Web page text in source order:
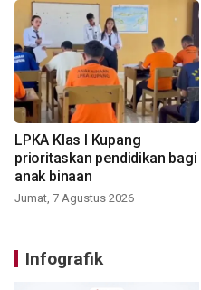
LPKA Klas I Kupang
prioritaskan pendidikan bagi
anak binaan
Jumat, 7 Agustus 2026
Infografik